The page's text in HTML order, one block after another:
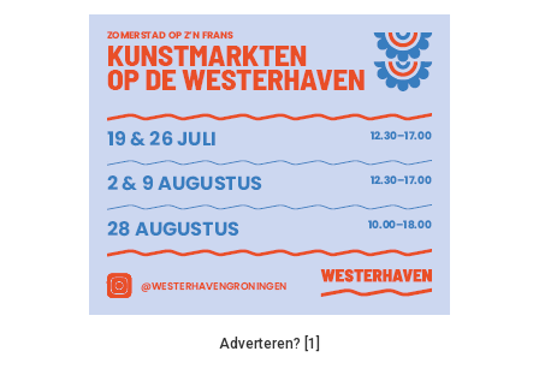
Adverteren? [1]